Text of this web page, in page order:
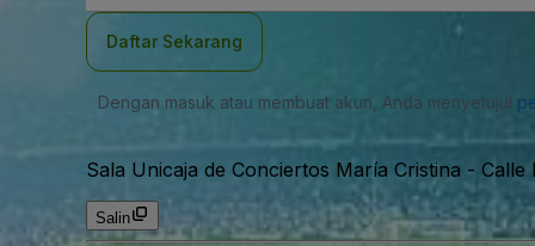
Daftar Sekarang
Dengan masuk atau membuat akun, Anda menyetujui
Sala Unicaja de Conciertos María Cristina - Calle
Salin